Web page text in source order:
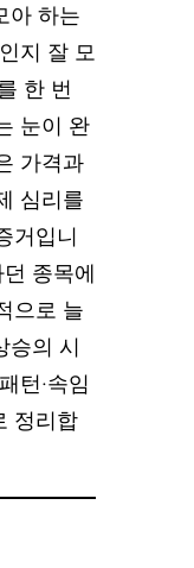
아 하는
지 잘 모
한 번
눈이 완
가격과
심리를
거입니
종목에
으로 늘
승의 시
턴·속임
정리합